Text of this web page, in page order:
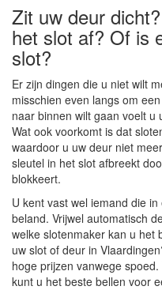
Zit uw deur
het slot af? Of is
slot?
Er zijn dingen die u niet wilt
misschien even langs om
naar binnen wilt gaan voelt u
Wat ook voorkomt is dat
waardoor u uw deur niet
sleutel in het slot afbreekt
blokkeert.
U kent vast wel iemand die
beland. Vrijwel automatisch
welke slotenmaker kan u het
uw slot of deur in
hoge prijzen vanwege
kunt u het beste bellen voor